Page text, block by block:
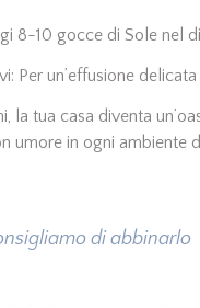
8-10 gocce di Sole nel
Per un’effusione
la tua casa diventa
umore in ogni ambiente
di abbinarlo